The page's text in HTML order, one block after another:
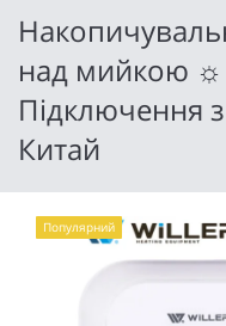
над мийкою ☼
Підключення
Китай
Популярний